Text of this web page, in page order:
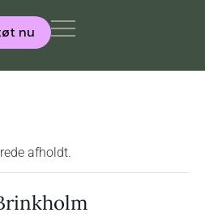
nu
afholdt.